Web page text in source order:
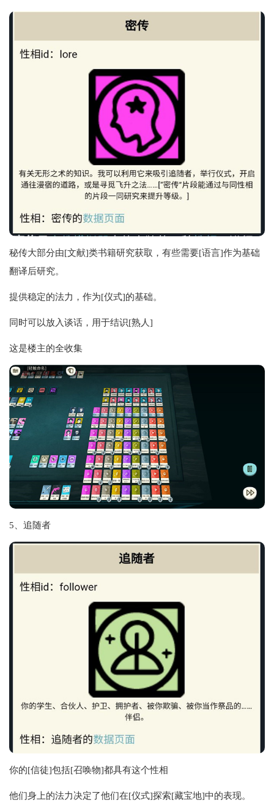
秘传大部分由[文献]类书籍研究获取，有些需要[语言]作为基础
翻译后研究。
提供稳定的法力，作为[仪式]的基础。
同时可以放入谈话，用于结识[熟人]
这是楼主的全收集
5、追随者
你的[信徒]包括[召唤物]都具有这个性相
他们身上的法力决定了他们在[仪式]探索[藏宝地]中的表现。